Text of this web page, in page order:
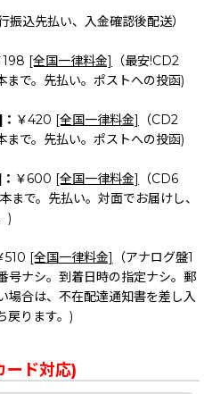
振込先払い、入金確認後配送）
198 [全国一律料金]
（最安!CD2
で。先払い。ポストへの投函)
￥420 [全国一律料金]
（CD2
で。先払い。ポストへの投函)
￥600 [全国一律料金]
（CD6
で。先払い。対面でお届けし、
)
510 [全国一律料金]
（アナログ盤1
号ナシ。到着日時の指定ナシ。郵
場合は、不在配達通知書を差し入
戻ります。)
ード対応)